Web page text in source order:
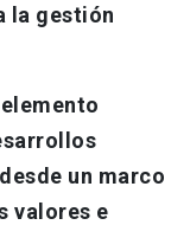
la gestión
un marco
valores e